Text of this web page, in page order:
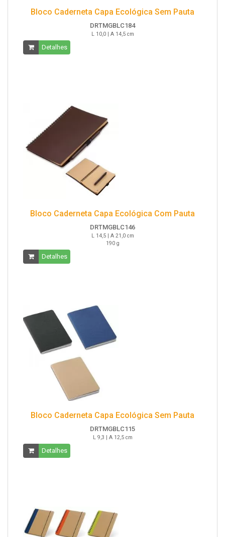
Bloco Caderneta Capa Ecológica Sem Pauta
DRTMGBLC184
L 10,0 | A 14,5 cm
Detalhes
Bloco Caderneta Capa Ecológica Com Pauta
DRTMGBLC146
L 14,5 | A 21,0 cm
190 g
Detalhes
Bloco Caderneta Capa Ecológica Sem Pauta
DRTMGBLC115
L 9,3 | A 12,5 cm
Detalhes